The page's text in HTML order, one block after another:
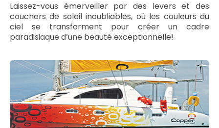
Laissez-vous émerveiller par des levers et des
couchers de soleil inoubliables, où les couleurs du
ciel se transforment pour créer un cadre
paradisiaque d’une beauté exceptionnelle!